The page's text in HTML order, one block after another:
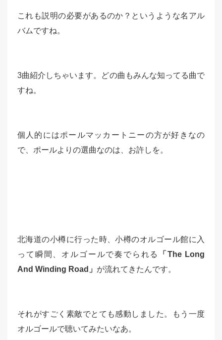
これも説明の必要があるのか？というような名アル
バムですね。
3曲紹介しちゃいます。どの曲もみんな知ってる曲で
すね。
個人的にはポールマッカートニーの方が好きなの
で、ポールよりの選曲なのは、お許しを。
北海道の小樽に行った時、小樽のオルゴール館に入
って瞬間、オルゴールで奏でられる
「The Long
And Winding Road」 が流れてきたんです。
それがすごく素敵でとても感動しました。もう一度
オルゴールで聴いてみたいなあ。